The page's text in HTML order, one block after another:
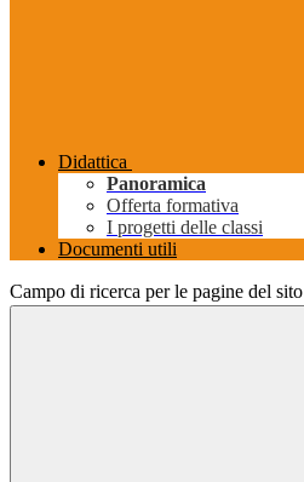
Didattica
Panoramica
Offerta formativa
I progetti delle classi
Documenti utili
Campo di ricerca per le pagine del sito